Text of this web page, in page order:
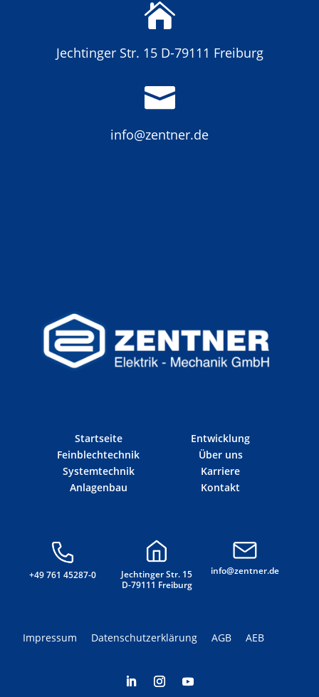

Jechtinger Str. 15 D-79111 Freiburg

info@zentner.de
Startseite
Feinblechtechnik
Systemtechnik
Anlagenbau
Entwicklung
Über uns
Karriere
Kontakt
+49 761 45287-0
Jechtinger Str. 15
D-79111 Freiburg
info@zentner.de
Impressum Datenschutzerklärung AGB AEB